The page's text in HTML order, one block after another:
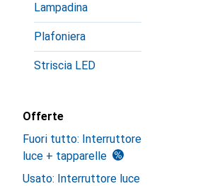
Lampadina
Plafoniera
Striscia LED
Offerte
Fuori tutto: Interruttore
luce + tapparelle
Usato: Interruttore luce